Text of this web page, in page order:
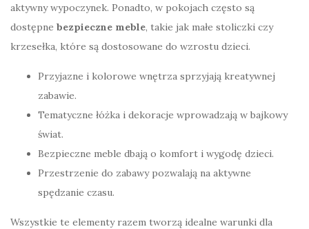
aktywny wypoczynek. Ponadto, w pokojach często są
dostępne bezpieczne meble, takie jak małe stoliczki czy
krzesełka, które są dostosowane do wzrostu dzieci.
Przyjazne i kolorowe wnętrza sprzyjają kreatywnej
zabawie.
Tematyczne łóżka i dekoracje wprowadzają w bajkowy
świat.
Bezpieczne meble dbają o komfort i wygodę dzieci.
Przestrzenie do zabawy pozwalają na aktywne
spędzanie czasu.
Wszystkie te elementy razem tworzą idealne warunki dla